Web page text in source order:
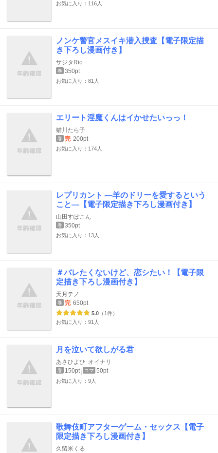
お気に入り：116人
ノンケ警官メスイキ潜入捜査【電子限定描
き下ろし漫画付き】
サジタRio
巻 350pt
お気に入り：81人
エリート淫魔くんはイかせたいっっ！
猫川たら子
巻 完 200pt
お気に入り：174人
レプリカント ―羊のドリーを愛するという
こと―【電子限定描き下ろし漫画付き】
山田すぽこん
巻 350pt
お気に入り：13人
＃バレたくないけど、恋シたい！【電子限
定描き下ろし漫画付き】
天月テノ
巻 完 650pt
5.0 （1件）
お気に入り：91人
月を泣いて欲しがる君
あさひよひ オイナリ
巻 150pt コマ 50pt
お気に入り：9人
歌舞伎町アフターゲーム・セックス【電子
限定描き下ろし漫画付き】
久留米くる